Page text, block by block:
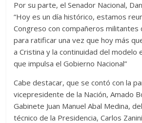
Por su parte, el Senador Nacional,
“Hoy es un día histórico, estamos
Congreso con compañeros militantes
para ratificar una vez que hoy más
a Cristina y la continuidad del modelo
que impulsa el Gobierno Nacional”
Cabe destacar, que se contó con la
vicepresidente de la Nación, Amado
Gabinete Juan Manuel Abal Medina,
técnico de la Presidencia, Carlos